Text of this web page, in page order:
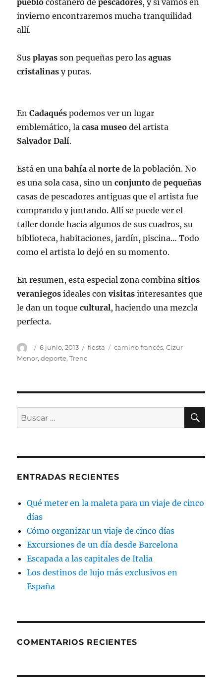
pueblo costanero depescadores, y si vamos en
invierno encontraremos mucha tranquilidad
allí.
Susplayas son pequeñas pero lasaguas
cristalinas y puras.
EnCadaqués podemos ver un lugar
emblemático, lacasa museo del artista
Salvador Dalí.
Está en unabahía alnorte de la población. No
es una sola casa, sino unconjunto depequeñas
casas de pescadores antiguas que el artista fue
comprando y juntando. Allí se puede ver el
taller donde hacia algunos de sus cuadros, su
biblioteca, habitaciones, jardín, piscina… Todo
como el artista lo dejó en su momento.
En resumen, esta especial zona combinasitios
veraniegos ideales convisitas interesantes que
le dan un toquecultural, haciendo una mezcla
perfecta.
Autor
Publicado
el
6 junio, 2013 Categorías
fiesta Etiquetas
camino francés,Cizur
Menor,deporte,Trenc
Buscar
por:
ENTRADAS RECIENTES
Qué meter en la maleta para un viaje de cinco
días
Cómo organizar un viaje de cinco días
Excursiones de un día desde Barcelona
Escapada a las capitales de Italia
Los destinos de lujo más exclusivos en
España
COMENTARIOS RECIENTES